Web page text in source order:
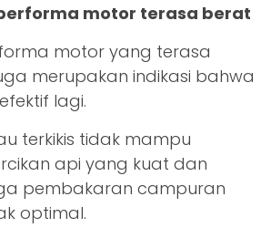
motor terasa berat
motor yang terasa
merupakan indikasi bahwa
lagi.
terkikis tidak mampu
api yang kuat dan
pembakaran campuran
optimal.